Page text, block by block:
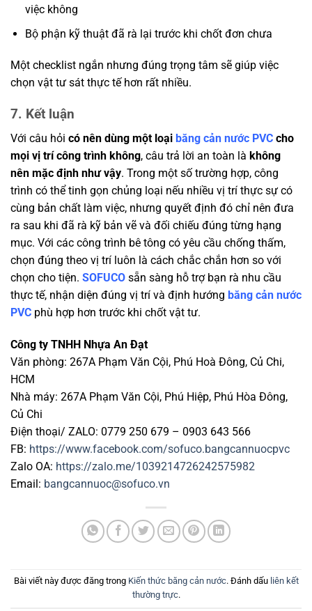
việc không
Bộ phận kỹ thuật đã rà lại trước khi chốt đơn chưa
Một checklist ngắn nhưng đúng trọng tâm sẽ giúp việc
chọn vật tư sát thực tế hơn rất nhiều.
7. Kết luận
Với câu hỏi có nên dùng một loại băng cản nước PVC cho
mọi vị trí công trình không, câu trả lời an toàn là không
nên mặc định như vậy. Trong một số trường hợp, công
trình có thể tinh gọn chủng loại nếu nhiều vị trí thực sự có
cùng bản chất làm việc, nhưng quyết định đó chỉ nên đưa
ra sau khi đã rà kỹ bản vẽ và đối chiếu đúng từng hạng
mục. Với các công trình bê tông có yêu cầu chống thấm,
chọn đúng theo vị trí luôn là cách chắc chắn hơn so với
chọn cho tiện. SOFUCO sẵn sàng hỗ trợ bạn rà nhu cầu
thực tế, nhận diện đúng vị trí và định hướng băng cản nước
PVC phù hợp hơn trước khi chốt vật tư.
Công ty TNHH Nhựa An Đạt
Văn phòng: 267A Phạm Văn Cội, Phú Hoà Đông, Củ Chi,
HCM
Nhà máy: 267A Phạm Văn Cội, Phú Hiệp, Phú Hòa Đông,
Củ Chi
Điện thoại/ ZALO: 0779 250 679 – 0903 643 566
FB: https://www.facebook.com/sofuco.bangcannuocpvc
Zalo OA: https://zalo.me/1039214726242575982
Email: bangcannuoc@sofuco.vn
Bài viết này được đăng trong Kiến thức băng cản nước. Đánh dấu liên kết
thường trực.